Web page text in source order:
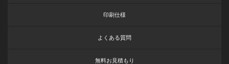
印刷仕様
よくある質問
無料お見積もり